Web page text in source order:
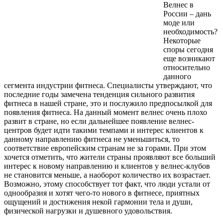
Велнес в
России – дань
моде или
необходимость?
Некоторые
споры сегодня
еще возникают
относительно
данного
сегмента индустрии фитнеса. Специалисты утверждают, что
последние годы замечена тенденция сильного развития
фитнеса в нашей стране, это и послужило предпосылкой для
появления фитнеса. На данный момент велнес очень плохо
развит в стране, но если дальнейшее появление велнес-
центров будет идти такими темпами и интерес клиентов к
данному направлению фитнеса не уменьшиться, то
соответствие европейским странам не за горами. При этом
хочется отметить, что жители страны проявляют все больший
интерес к новому направлению и клиентов у велнес-клубов
не становится меньше, а наоборот количество их возрастает.
Возможно, этому способствует тот факт, что люди устали от
однообразия и хотят чего-то нового в фитнесе, приятных
ощущений и достижения некой гармонии тела и души,
физической нагрузки и душевного удовольствия.